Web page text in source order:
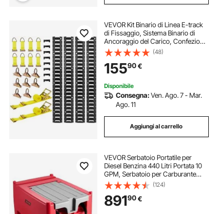
VEVOR Kit Binario di Linea E-track
di Fissaggio, Sistema Binario di
Ancoraggio del Carico, Confezione
da 4 Binari E-Track da 2346 mm,
Adatti per Garage, Furgoni,
Rimorchi, Motociclette
(48)
15590€
Disponibile
Consegna:Ven. Ago. 7 - Mar.
Ago. 11
Aggiungi al carrello
VEVOR Serbatoio Portatile per
Diesel Benzina 440 Litri Portata 10
GPM, Serbatoio per Carburante
Diesel con Pompa di Trasferimento
Elettrica da 12 V, Tubo Flessibile,
Trasporto del Carburante, Rosso
(124)
89190€